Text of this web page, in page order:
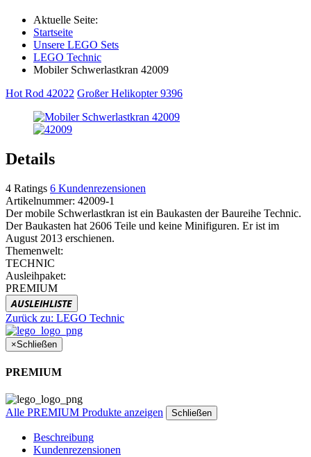
Aktuelle Seite:
Startseite
Unsere LEGO Sets
LEGO Technic
Mobiler Schwerlastkran 42009
Hot Rod 42022 Großer Helikopter 9396
Details
4 Ratings 6 Kundenrezensionen
Artikelnummer: 42009-1
Der mobile Schwerlastkran ist ein Baukasten der Baureihe Technic.
Der Baukasten hat 2606 Teile und keine Minifiguren. Er ist im
August 2013 erschienen.
Themenwelt:
TECHNIC
Ausleihpaket:
PREMIUM
AUSLEIHLISTE
Zurück zu: LEGO Technic
×Schließen
PREMIUM
Alle PREMIUM Produkte anzeigen Schließen
Beschreibung
Kundenrezensionen